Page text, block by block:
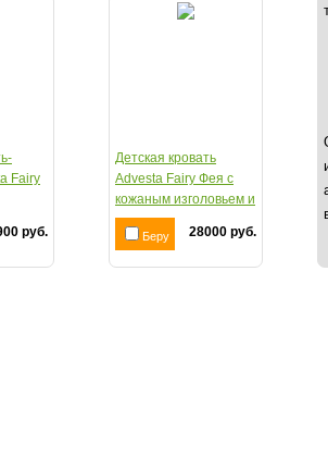
Fairy
руб.
Детская кровать
Advesta Fairy Фея с
кожаным изголовьем и
стразами Swarovski
Беру 28000 руб.